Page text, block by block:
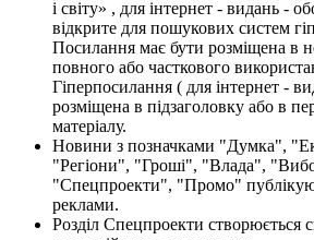
і світу» , для інтернет - видань -
відкрите для пошукових систем
Посилання має бути розміщена в
повного або часткового
Гіперпосилання ( для інтернет -
розміщена в підзаголовку або в
матеріалу.
Новини з позначками "Думка",
"Регіони", "Гроші", "Влада",
"Спецпроекти", "Промо"
реклами.
Розділ Спецпроекти створюється